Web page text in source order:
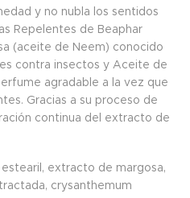
y no nubla los sentidos
Repelentes de Beaphar
(aceite de Neem) conocido
contra insectos y Aceite de
agradable a la vez que
Gracias a su proceso de
continua del extracto de
extracto de margosa,
crysanthemum